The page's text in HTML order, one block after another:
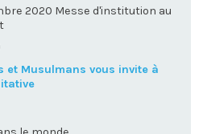
2020 Messe d'institution au
et Musulmans vous invite à